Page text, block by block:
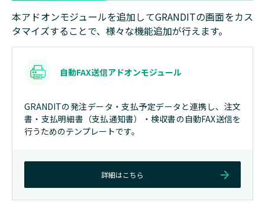
本アドオンモジュールを追加してGRANDITの画面をカス
タマイズすることで、様々な機能追加が行えます。
自動FAX送信アドオンモジュール
GRANDITの発注データ・支払予定データと連携し、注文
書・支払明細書（支払通知書）・検収書の自動FAX送信を
行うためのテンプレートです。
詳細はこちら